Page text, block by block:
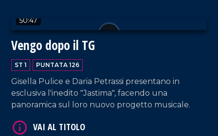
50:47
Vengo dopo il TG
ST 1 PUNTATA 126
Gisella Pulice e Daria Petrassi presentano in
esclusiva l'inedito "Jastima", facendo una
panoramica sul loro nuovo progetto musicale.
VAI AL TITOLO